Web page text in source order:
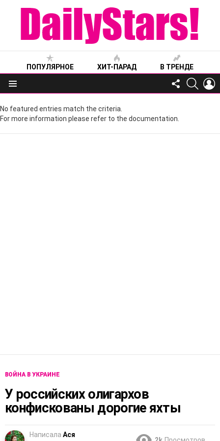
ПОПУЛЯРНОЕ ХИТ-ПАРАД В ТРЕНДЕ
Меню
FOLLOW
US
No featured entries match the criteria.
For more information please refer to the documentation.
ВОЙНА В УКРАИНЕ
У российских олигархов
конфискованы дорогие яхты
Написала Ася